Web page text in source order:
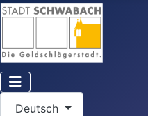
Deutsch